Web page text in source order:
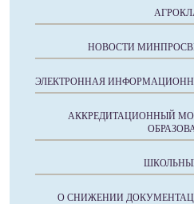
НОВОСТИ
ЭЛЕКТРОННАЯ
АККРЕДИТАЦИОННЫЙ
О СНИЖЕНИИ